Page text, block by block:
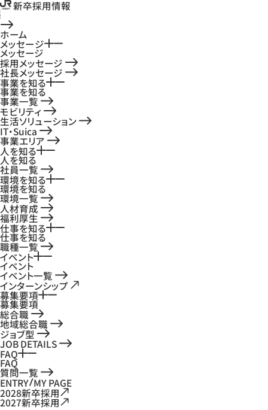
新卒採用情報
ホーム
メッセージ
メッセージ
採用メッセージ
社長メッセージ
事業を知る
事業を知る
事業一覧
モビリティ
生活ソリューション
IT・Suica
事業エリア
人を知る
人を知る
社員一覧
環境を知る
環境を知る
環境一覧
人材育成
福利厚生
仕事を知る
仕事を知る
職種一覧
イベント
イベント
イベント一覧
インターンシップ
募集要項
募集要項
総合職
地域総合職
ジョブ型
JOB DETAILS
FAQ
FAQ
質問一覧
ENTRY MY PAGE
2028新卒採用
2027新卒採用